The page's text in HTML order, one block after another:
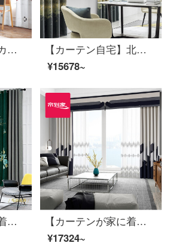
【カーテン自宅】カーテン製品の子供用アニメの高遮光定型カーテン現代継ぎ手の高精密リビングルームの床の窓LDC 20 SSB-1401ホールを開ける/カーテンヘッドを含まない(高さ2.6メートル以内で変更可能)XLのカーテンセット/ダブルオープン(適用窓の幅3.5-4.1メートル)
【カーテン自宅】北欧シームレスに新商品のカーテンをつなぎ、高精密カーテン製品の高遮光リビングルームで床窓LDC 20 SSA-1701 Sフック/カーテンヘッドなし(高さ2.6 m以内で変更可能)XLのカーテンセット/ダブルオープン(適用窓幅3.5-4.1 m)
¥15678~
【カーテンが家に着く】カーテン製品のブラインドロマンチック田園客間寝室シームレスにシェニールの高い遮光窓LDC 20 SSA-0101 Sフック（高さ2.6メートル以内で変更可能）Sブラインドセット/ダブルオープン（適用窓幅2-2.6メートル）
【カーテンが家に着く】カーテンの完成品を軽くシームレスにつなぐ高遮光のカーテン現代リビングルームのベッドルームのルービックキューブの花開き高精密床の窓LDC 20 SSA-2101 Sフック/カーテンなし（高さ2.6メートル以内で変更可能）XLのカーテンセット/ダブルオープン（適用窓幅3.5-4.1メートル）
¥17324~